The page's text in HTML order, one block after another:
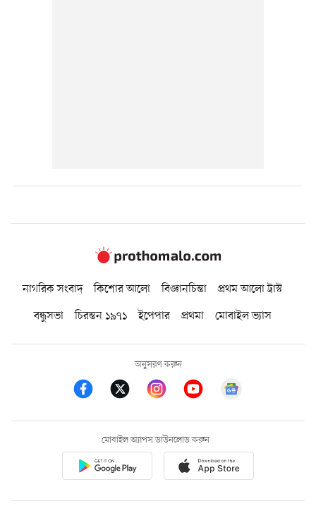
নাগরিক সংবাদ কিশোর আলো বিজ্ঞানচিন্তা
প্রথম আলো ট্রাস্ট
বন্ধুসভা
চিরন্তন ১৯৭১ ইপেপার প্রথমা মোবাইল ভ্যাস
অনুসরণ করুন
মোবাইল অ্যাপস ডাউনলোড করুন